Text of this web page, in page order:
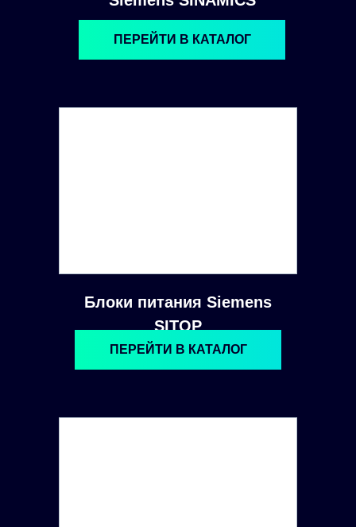
Блоки питания Siemens
SITOP
ПЕРЕЙТИ В КАТАЛОГ
ПЕРЕЙТИ В КАТАЛОГ